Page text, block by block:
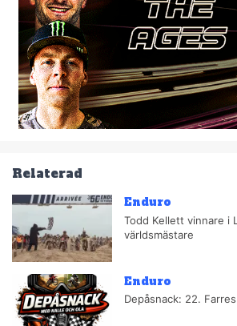
Relaterad
Enduro
Todd Kellett vinnare i
världsmästare
Enduro
Depåsnack: 22.